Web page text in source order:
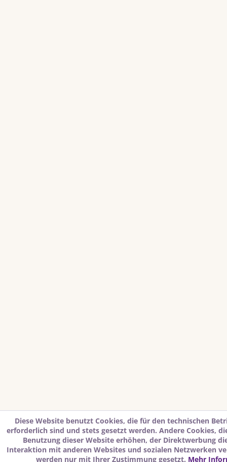
Diese Website benutzt Cookies, die für den technischen
erforderlich sind und stets gesetzt werden. Andere Cookies,
Benutzung dieser Website erhöhen, der Direktwerbung
Interaktion mit anderen Websites und sozialen Netzwerken
werden nur mit Ihrer Zustimmung gesetzt. Mehr